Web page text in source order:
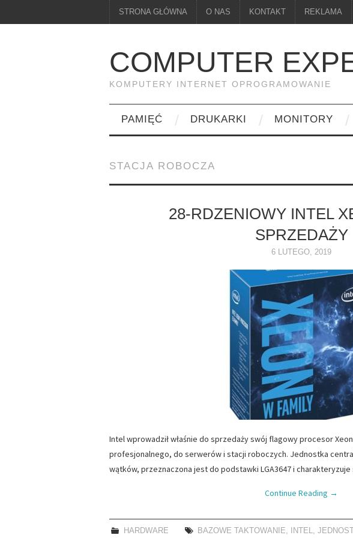
STRONA GŁÓWNA O NAS KONTAKT REKLAMA
COMPUTER
KOMPUTERY INTERNET OPROGRAMOWANIE
PAMIĘĆ DRUKARKI MONITORY
STACJA ROBOCZA
28-RDZENIOWY INTEL
SPRZEDAŻY
6 LUTEGO, 2019
Intel wprowadził właśnie do sprzedaży swój flagowy procesor
profesjonalnego, do serwerów i stacji roboczych. Jednostka
wątków, przeznaczona jest do podstawki LGA3647 i charakteryzuje
Continue Reading →
HARDWARE BAZOWE TAKTOWANIE INTEL ,